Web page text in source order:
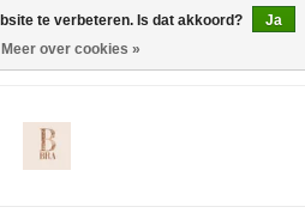
te verbeteren. Is dat akkoord?
Ja
Meer over cookies »
met EU maten. .